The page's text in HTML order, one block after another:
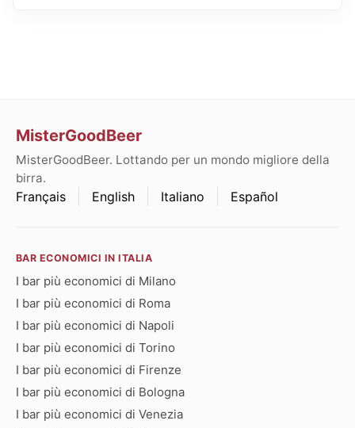
MisterGoodBeer
MisterGoodBeer. Lottando per un mondo migliore della
birra.
Français English Italiano Español
BAR ECONOMICI IN ITALIA
I bar più economici di Milano
I bar più economici di Roma
I bar più economici di Napoli
I bar più economici di Torino
I bar più economici di Firenze
I bar più economici di Bologna
I bar più economici di Venezia